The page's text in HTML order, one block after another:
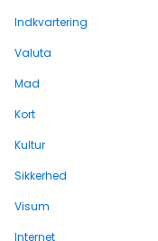
Indkvartering
Valuta
Mad
Kort
Kultur
Sikkerhed
Visum
Internet